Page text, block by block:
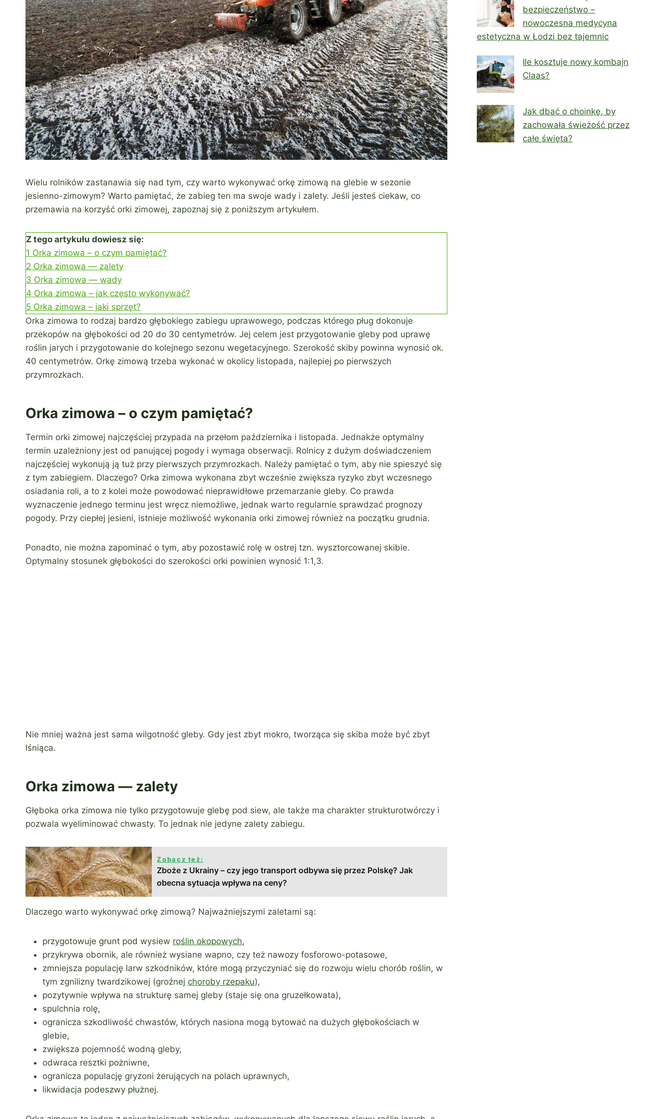
Wielu rolników zastanawia się nad tym, czy warto wykonywać orkę zimową na glebie w sezonie
jesienno-zimowym? Warto pamiętać, że zabieg ten ma swoje wady i zalety. Jeśli jesteś ciekaw, co
przemawia na korzyść orki zimowej, zapoznaj się z poniższym artykułem.
Z tego artykułu dowiesz się:
1 Orka zimowa – o czym pamiętać?
2 Orka zimowa — zalety
3 Orka zimowa — wady
4 Orka zimowa – jak często wykonywać?
5 Orka zimowa – jaki sprzęt?
Orka zimowa to rodzaj bardzo głębokiego zabiegu uprawowego, podczas którego pług dokonuje
przekopów na głębokości od 20 do 30 centymetrów. Jej celem jest przygotowanie gleby pod uprawę
roślin jarych i przygotowanie do kolejnego sezonu wegetacyjnego. Szerokość skiby powinna wynosić ok.
40 centymetrów. Orkę zimową trzeba wykonać w okolicy listopada, najlepiej po pierwszych
przymrozkach.
Orka zimowa – o czym pamiętać?
Termin orki zimowej najczęściej przypada na przełom października i listopada. Jednakże optymalny
termin uzależniony jest od panującej pogody i wymaga obserwacji. Rolnicy z dużym doświadczeniem
najczęściej wykonują ją tuż przy pierwszych przymrozkach. Należy pamiętać o tym, aby nie spieszyć się
z tym zabiegiem. Dlaczego? Orka zimowa wykonana zbyt wcześnie zwiększa ryzyko zbyt wczesnego
osiadania roli, a to z kolei może powodować nieprawidłowe przemarzanie gleby. Co prawda
wyznaczenie jednego terminu jest wręcz niemożliwe, jednak warto regularnie sprawdzać prognozy
pogody. Przy ciepłej jesieni, istnieje możliwość wykonania orki zimowej również na początku grudnia.
Ponadto, nie można zapominać o tym, aby pozostawić rolę w ostrej tzn. wysztorcowanej skibie.
Optymalny stosunek głębokości do szerokości orki powinien wynosić 1:1,3.
Nie mniej ważna jest sama wilgotność gleby. Gdy jest zbyt mokro, tworząca się skiba może być zbyt
lśniąca.
Orka zimowa — zalety
Głęboka orka zimowa nie tylko przygotowuje glebę pod siew, ale także ma charakter strukturotwórczy i
pozwala wyeliminować chwasty. To jednak nie jedyne zalety zabiegu.
Zobacz też:
Zboże z Ukrainy – czy jego transport odbywa się przez Polskę? Jak
obecna sytuacja wpływa na ceny?
Dlaczego warto wykonywać orkę zimową? Najważniejszymi zaletami są:
przygotowuje grunt pod wysiew roślin okopowych,
przykrywa obornik, ale również wysiane wapno, czy też nawozy fosforowo-potasowe,
zmniejsza populację larw szkodników, które mogą przyczyniać się do rozwoju wielu chorób roślin, w
tym zgnilizny twardzikowej (groźnej choroby rzepaku),
pozytywnie wpływa na strukturę samej gleby (staje się ona gruzełkowata),
spulchnia rolę,
ogranicza szkodliwość chwastów, których nasiona mogą bytować na dużych głębokościach w
glebie,
zwiększa pojemność wodną gleby,
odwraca resztki pożniwne,
ogranicza populację gryzoni żerujących na polach uprawnych,
likwidacja podeszwy płużnej.
bezpieczeństwo –
nowoczesna medycyna
estetyczna w Łodzi bez tajemnic
Ile kosztuje nowy kombajn
Claas?
Jak dbać o choinkę, by
zachowała świeżość przez
całe święta?